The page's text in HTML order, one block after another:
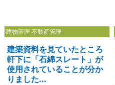
建物管理 不動産管理
建築資料を見ていたところ
軒下に「石綿スレート」が
使用されていることが分か
りました...